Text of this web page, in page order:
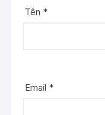
Tên *
Email *